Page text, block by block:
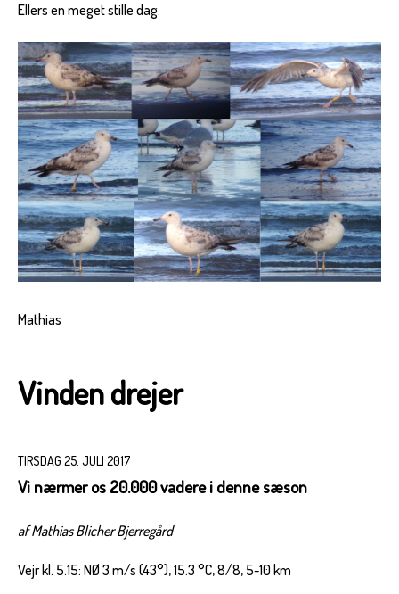
Ellers en meget stille dag.
Mathias
Vinden drejer
TIRSDAG 25. JULI 2017
Vi nærmer os 20.000 vadere i denne sæson
af Mathias Blicher Bjerregård
Vejr kl. 5.15: NØ 3 m/s (43°), 15.3 °C, 8/8, 5-10 km